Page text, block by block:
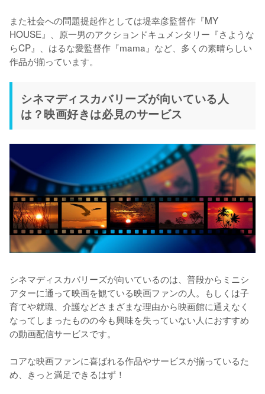
また社会への問題提起作としては堤幸彦監督作『MY
HOUSE』、原一男のアクションドキュメンタリー『さような
らCP』、はるな愛監督作『mama』など、多くの素晴らしい
作品が揃っています。
シネマディスカバリーズが向いている人
は？映画好きは必見のサービス
シネマディスカバリーズが向いているのは、普段からミニシ
アターに通って映画を観ている映画ファンの人。もしくは子
育てや就職、介護などさまざまな理由から映画館に通えなく
なってしまったものの今も興味を失っていない人におすすめ
の動画配信サービスです。
コアな映画ファンに喜ばれる作品やサービスが揃っているた
め、きっと満足できるはず！